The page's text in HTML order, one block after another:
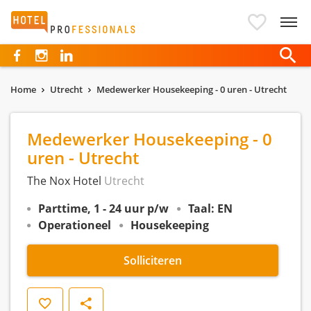
Hotelprofessionals
Home Utrecht Medewerker Housekeeping - 0 uren - Utrecht
Medewerker Housekeeping - 0
uren - Utrecht
The Nox Hotel Utrecht
Parttime, 1 - 24 uur p/w
Taal: EN
Operationeel
Housekeeping
Solliciteren
Opslaan Delen